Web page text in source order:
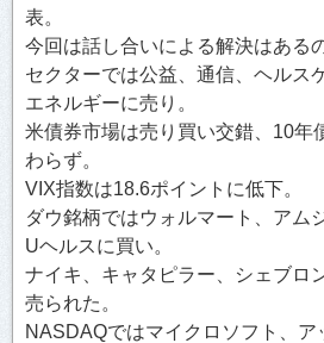
表。
今回は話し合いによる解決はある
セクターでは公益、通信、ヘルス
エネルギーに売り。
米債券市場は売り買い交錯、10年
わらず。
VIX指数は18.6ポイントに低下。
ダウ銘柄ではウォルマート、アム
Uヘルスに買い。
ナイキ、キャタピラー、シェブロ
売られた。
NASDAQではマイクロソフト、ア